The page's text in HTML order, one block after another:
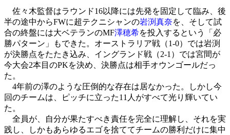
佐々木監督はラウンド16以降には先発を固定して臨み、後
半の途中からFWに超テクニシャンの岩渕真奈を、そして試
合の終盤には大ベテランのMF澤穂希を投入するという「必
勝パターン」もできた。オーストラリア戦（1-0）では岩渕
が決勝点をたたき込み、イングランド戦（2-1）では宮間が
今大会2本目のPKを決め、決勝点は相手オウンゴールだっ
た。
4年前の澤のような圧倒的な存在は居なかった。しかし今
回のチームは、ピッチに立った11人がすべて光り輝いてい
た。
全員が、自分が果たすべき責任を完全に理解し、それを実
践し、しかもあらゆるエゴを捨ててチームの勝利だけに集中